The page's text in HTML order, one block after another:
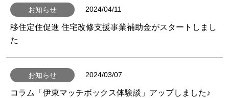
お知らせ 2024/04/11
移住定住促進 住宅改修支援事業補助金がスタートしまし
た
お知らせ 2024/03/07
コラム「伊東マッチボックス体験談」アップしました♪